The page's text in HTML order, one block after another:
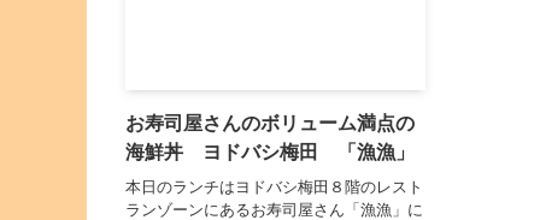
お寿司屋さんのボリューム満点の
海鮮丼 ヨドバシ梅田 「漁漁」
本日のランチはヨドバシ梅田８階のレスト
ランゾーンにあるお寿司屋さん「漁漁」に